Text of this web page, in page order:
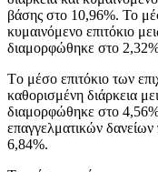
βάσης στο 10,96%. Το
κυμαινόμενο επιτόκιο
διαμορφώθηκε στο
Tο μέσο επιτόκιο των
καθορισμένη διάρκεια
διαμορφώθηκε στο
επαγγελματικών
6,84%.